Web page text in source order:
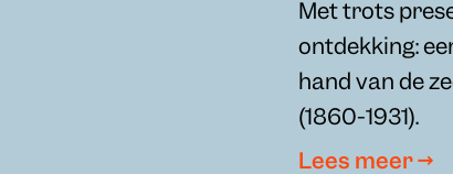
Met trots
ontdekking:
hand van de
(1860-1931).
Lees meer →